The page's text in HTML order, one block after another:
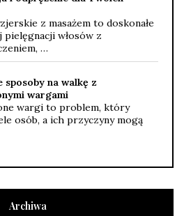
z masażem to doskonałe
pielęgnacji włosów z
…
sposoby na walkę z
wargami
wargi to problem, który
osób, a ich przyczyny mogą
Archiwa